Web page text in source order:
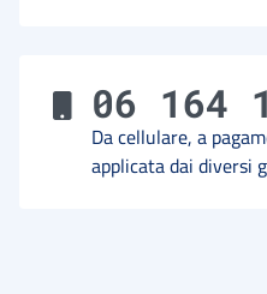
06 164
Da cellulare, a
applicata dai diversi